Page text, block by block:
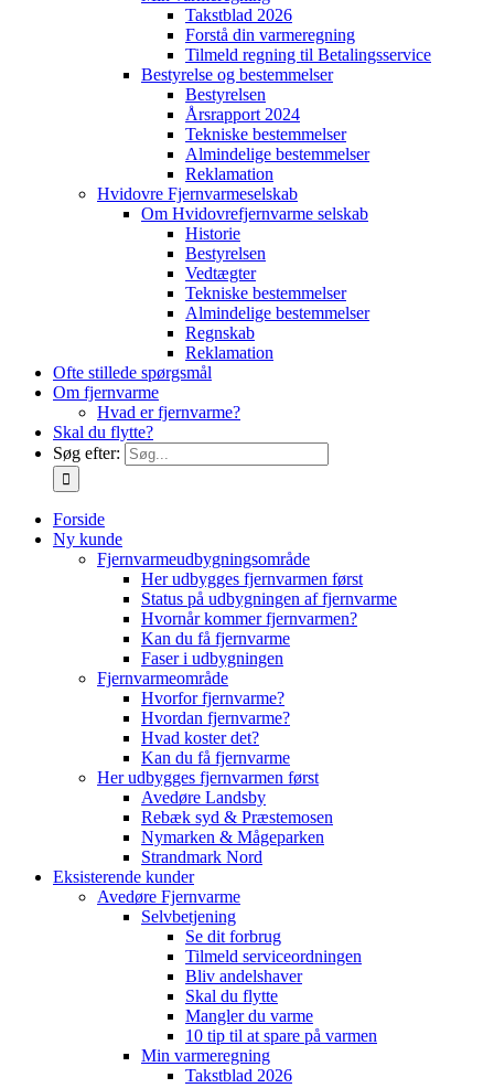
Takstblad 2026
Forstå din varmeregning
Tilmeld regning til Betalingsservice
Bestyrelse og bestemmelser
Bestyrelsen
Årsrapport 2024
Tekniske bestemmelser
Almindelige bestemmelser
Reklamation
Hvidovre Fjernvarmeselskab
Om Hvidovrefjernvarme selskab
Historie
Bestyrelsen
Vedtægter
Tekniske bestemmelser
Almindelige bestemmelser
Regnskab
Reklamation
Ofte stillede spørgsmål
Om fjernvarme
Hvad er fjernvarme?
Skal du flytte?
Søg efter:
Forside
Ny kunde
Fjernvarmeudbygningsområde
Her udbygges fjernvarmen først
Status på udbygningen af fjernvarme
Hvornår kommer fjernvarmen?
Kan du få fjernvarme
Faser i udbygningen
Fjernvarmeområde
Hvorfor fjernvarme?
Hvordan fjernvarme?
Hvad koster det?
Kan du få fjernvarme
Her udbygges fjernvarmen først
Avedøre Landsby
Rebæk syd & Præstemosen
Nymarken & Mågeparken
Strandmark Nord
Eksisterende kunder
Avedøre Fjernvarme
Selvbetjening
Se dit forbrug
Tilmeld serviceordningen
Bliv andelshaver
Skal du flytte
Mangler du varme
10 tip til at spare på varmen
Min varmeregning
Takstblad 2026